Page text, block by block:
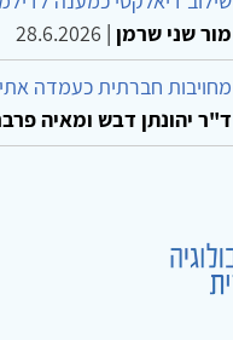
מור שני שרמן |
28.6.2026
מחויבות חברתית כעמדה
ד"ר יהונתן דבש ומאיה